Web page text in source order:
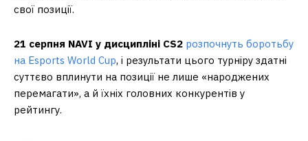
свої позиції.
21 серпня NAVI у дисципліні CS2 розпочнуть боротьбу
на Esports World Cup, і результати цього турніру здатні
суттєво вплинути на позиції не лише «народжених
перемагати», а й їхніх головних конкурентів у
рейтингу.